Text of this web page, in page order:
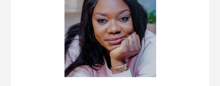
une
recette
africaine
de
ragoût
de
chèvre